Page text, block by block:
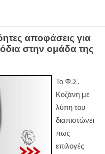
αποφάσεις για
στην ομάδα της
Το Φ.Σ.
Κοζάνη με
λύπη του
διαπιστώνει
πως
επιλογές